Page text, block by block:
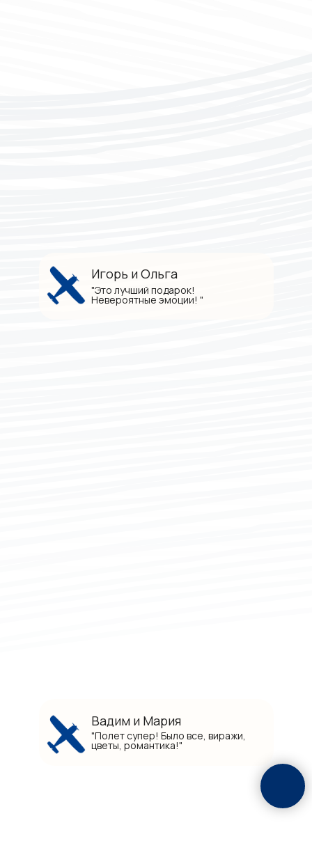
"Это лучший подарок!
Невероятные эмоции! "
Игорь и Ольга
"Полет супер! Было все, виражи,
цветы, романтика!"
Вадим и Мария